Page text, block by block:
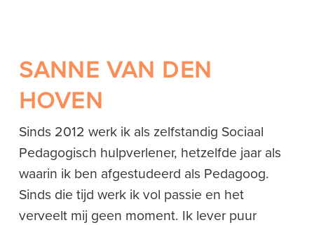
SANNE VAN DEN
HOVEN
Sinds 2012 werk ik als zelfstandig Sociaal
Pedagogisch hulpverlener, hetzelfde jaar als
waarin ik ben afgestudeerd als Pedagoog.
Sinds die tijd werk ik vol passie en het
verveelt mij geen moment. Ik lever puur